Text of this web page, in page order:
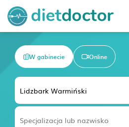
W gabinecie Online